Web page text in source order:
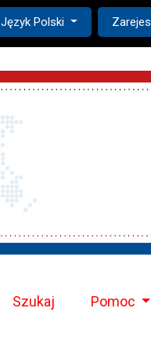
Change the language. The
Język Polski
Szukaj Pomoc